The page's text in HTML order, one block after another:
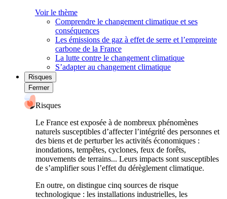
Voir le thème
Comprendre le changement climatique et ses
conséquences
Les émissions de gaz à effet de serre et l’empreinte
carbone de la France
La lutte contre le changement climatique
S’adapter au changement climatique
Risques
Fermer
Risques
Le France est exposée à de nombreux phénomènes
naturels susceptibles d’affecter l’intégrité des personnes et
des biens et de perturber les activités économiques :
inondations, tempêtes, cyclones, feux de forêts,
mouvements de terrains... Leurs impacts sont susceptibles
de s’amplifier sous l’effet du dérèglement climatique.
En outre, on distingue cinq sources de risque
technologique : les installations industrielles, les